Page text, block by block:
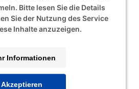
Bitte lesen Sie die Details
Sie der Nutzung des Service
Inhalte anzuzeigen.
Informationen
Akzeptieren